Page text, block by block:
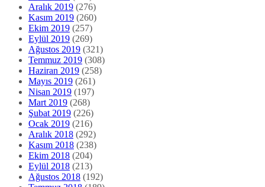
Aralık 2019 (276)
Kasım 2019 (260)
Ekim 2019 (257)
Eylül 2019 (269)
Ağustos 2019 (321)
Temmuz 2019 (308)
Haziran 2019 (258)
Mayıs 2019 (261)
Nisan 2019 (197)
Mart 2019 (268)
Şubat 2019 (226)
Ocak 2019 (216)
Aralık 2018 (292)
Kasım 2018 (238)
Ekim 2018 (204)
Eylül 2018 (213)
Ağustos 2018 (192)